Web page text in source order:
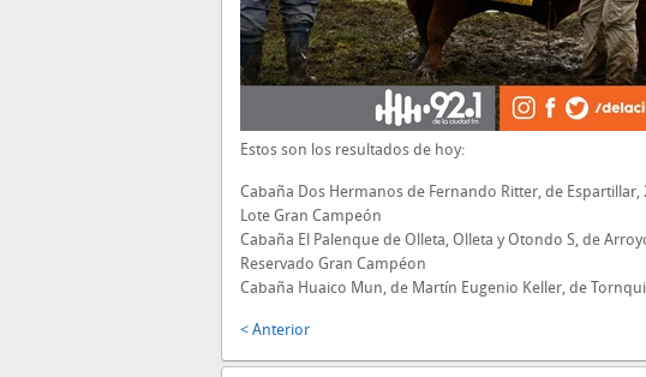
Estos son los resultados de hoy:
Cabaña Dos Hermanos de Fernando Ritter, de Espartillar,
Lote Gran Campeón
Cabaña El Palenque de Olleta, Olleta y Otondo S, de
Reservado Gran Campéon
Cabaña Huaico Mun, de Martín Eugenio Keller, de
< Anterior